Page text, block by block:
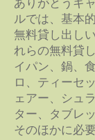
ルでは、基本
無料貸し出し
れらの無料貸
イパン、鍋、
ロ、ティーセ
ェアー、シュ
ター、タブレ
そのほかに必